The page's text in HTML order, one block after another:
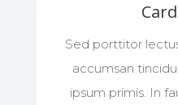
Sed porttitor
accumsan
ipsum primis. In